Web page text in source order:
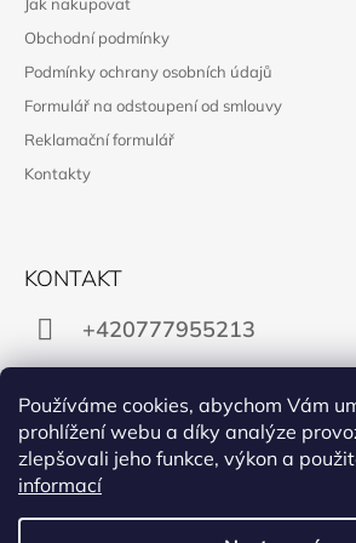
Používáme cookies, abychom Vám
prohlížení webu a díky analýze
zlepšovali jeho funkce, výkon a
informací
Obchodní podmínky
Podmínky ochrany osobních údajů
Formulář na odstoupení od smlouvy
Reklamační formulář
Kontakty
KONTAKT
+420777955213
Facebook